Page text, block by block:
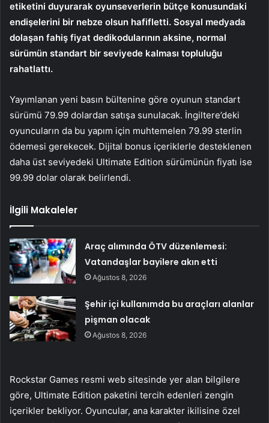
etiketini duyurarak oyunseverlerin bütçe konusundaki
endişelerini bir nebze olsun hafifletti. Sosyal medyada
dolaşan fahiş fiyat dedikodularının aksine, normal
sürümün standart bir seviyede kalması topluluğu
rahatlattı.
​Yayımlanan yeni basın bültenine göre oyunun standart
sürümü 79.99 dolardan satışa sunulacak. İngiltere’deki
oyuncuların da bu yapım için muhtemelen 79.99 sterlin
ödemesi gerekecek. Dijital bonus içeriklerle desteklenen
daha üst seviyedeki Ultimate Edition sürümünün fiyatı ise
99.99 dolar olarak belirlendi.
İlgili Makaleler
Araç alımında ÖTV düzenlemesi:
Vatandaşlar bayilere akın etti
Ağustos 8, 2026
Şehir içi kullanımda bu araçları alanlar
pişman olacak
Ağustos 8, 2026
​Rockstar Games resmi web sitesinde yer alan bilgilere
göre, Ultimate Edition paketini tercih edenleri zengin
içerikler bekliyor. Oyuncular, ana karakter ikilisine özel